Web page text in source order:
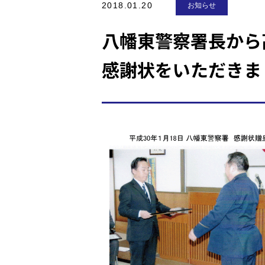
2018.01.20 お知らせ
八幡東警察署長か
感謝状をいただき